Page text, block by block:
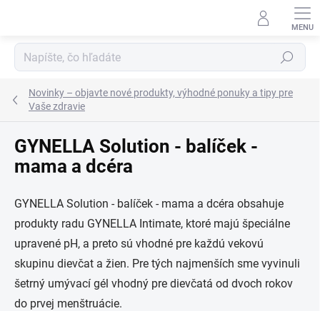
Hľadať
Novinky – objavte nové produkty, výhodné ponuky a tipy pre
Vaše zdravie
GYNELLA Solution - balíček -
mama a dcéra
GYNELLA Solution - balíček - mama a dcéra obsahuje
produkty radu GYNELLA Intimate, ktoré majú špeciálne
upravené pH, a preto sú vhodné pre každú vekovú
skupinu dievčat a žien. Pre tých najmenších sme vyvinuli
šetrný umývací gél vhodný pre dievčatá od dvoch rokov
do prvej menštruácie.